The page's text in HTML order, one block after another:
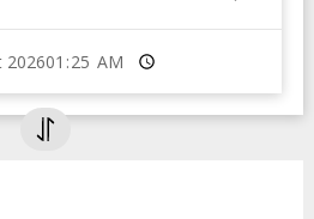
Heure